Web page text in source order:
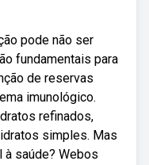
pode não ser
fundamentais para
de reservas
imunológico.
refinados,
simples. Mas
saúde? Webos